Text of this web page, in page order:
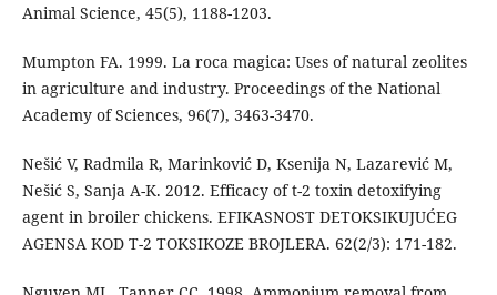
Animal Science, 45(5), 1188-1203.
Mumpton FA. 1999. La roca magica: Uses of natural zeolites
in agriculture and industry. Proceedings of the National
Academy of Sciences, 96(7), 3463-3470.
Nešić V, Radmila R, Marinković D, Ksenija N, Lazarević M,
Nešić S, Sanja A-K. 2012. Efficacy of t-2 toxin detoxifying
agent in broiler chickens. EFIKASNOST DETOKSIKUJUĆEG
AGENSA KOD T-2 TOKSIKOZE BROJLERA. 62(2/3): 171-182.